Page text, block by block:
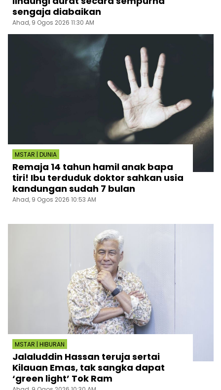
sengaja diabaikan
Ahad, 9 Ogos 2026 11:30 AM
MSTAR | DUNIA
Remaja 14 tahun hamil anak bapa
tiri! Ibu terduduk doktor sahkan usia
kandungan sudah 7 bulan
Ahad, 9 Ogos 2026 10:53 AM
MSTAR | HIBURAN
Jalaluddin Hassan teruja sertai
Kilauan Emas, tak sangka dapat
‘green light’ Tok Ram